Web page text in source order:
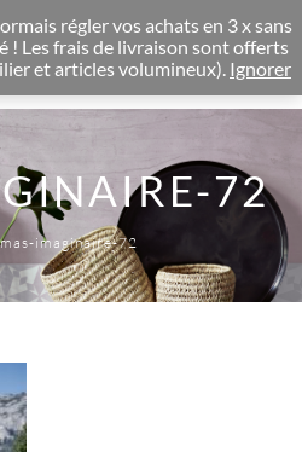
0
72
mas-imaginaire-72
régler vos achats en 3 x sans
! Les frais de livraison sont offerts
et articles volumineux). Ignorer